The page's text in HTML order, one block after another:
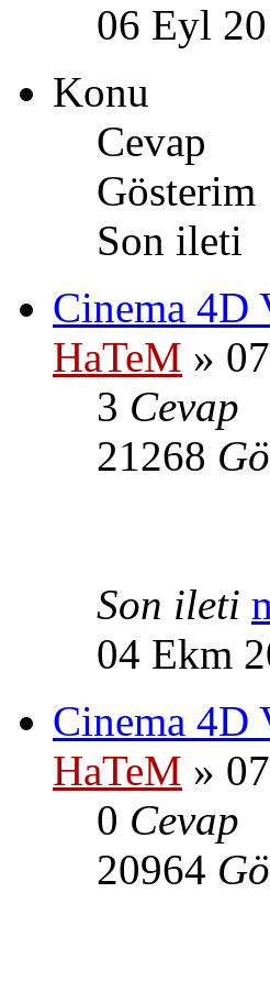
06 Eyl
Konu
Cevap
Gösterim
Son ileti
Cinema
HaTeM »
3 Cevap
21268
Son ileti
04 Ekm
Cinema 4D
HaTeM »
0 Cevap
20964